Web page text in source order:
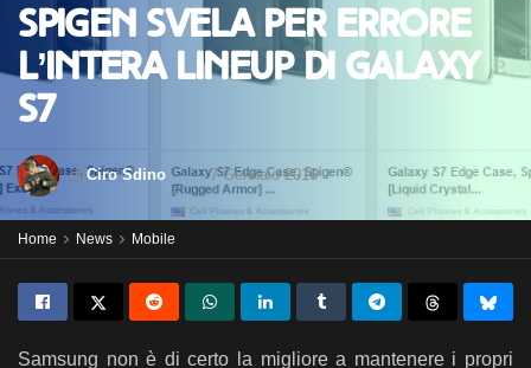
Spigen svela per errore
l’intera lineup di Galaxy
S7
di Ciro Sdino 7 Gennaio 2016
Home News Mobile
Samsung non è di certo la migliore a mantenere i propri